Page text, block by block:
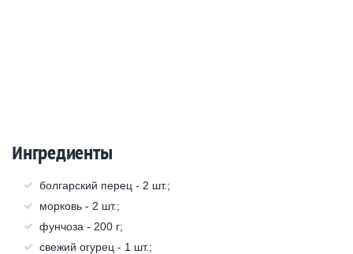
Ингредиенты
болгарский перец - 2 шт.;
морковь - 2 шт.;
фунчоза - 200 г;
свежий огурец - 1 шт.;